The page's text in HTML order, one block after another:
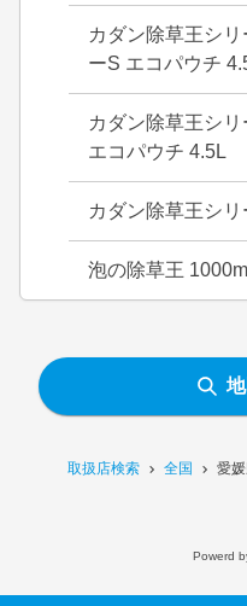
取扱店検索 全国 愛
カダン除草王シ
ーS エコパウチ
カダン除草王シ
エコパウチ 4.5L
カダン除草王シ
泡の除草王
Powerd